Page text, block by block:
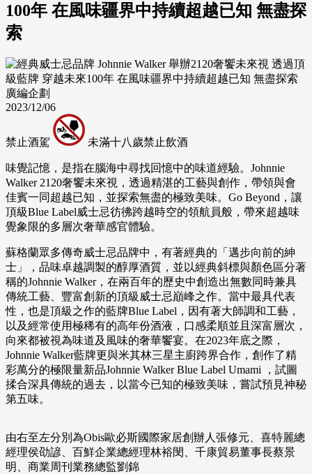
100年 在風味疆界中持續超越已知 無盡探
索
廣編企劃
2023/12/06
禁止酒駕 未滿十八歲禁止飲酒
味覺記憶，是指在腦海中尋找回憶中的味道經驗。Johnnie
Walker 2120奢饗未來視，透過精湛的工藝與創作，帶領與會
佳賓一同超越已知，並探索無盡的極致美味。Go Beyond，讓
頂級Blue Label威士忌彷彿跨越時空的領航員般，帶來超越味
覺象限的多層次奢華感官體驗。
蘇格蘭眾多傳奇威士忌品牌中，有著經典的「邁步向前的紳
士」，品味卓越調製的醇厚酒質，並以經典斜標與顏色區分著
稱的Johnnie Walker，在兩百年的歷史中創造出無數同時兼具
傳統工藝、豐富創新的頂級威士忌巔峰之作。當中最具代表
性，也是頂級之作的藍牌Blue Label，因有著大師調和工藝，
以及經常使用極稀有的高年份酒液，口感柔順並且深富層次，
向來都被視為味道及風味的奢華饗宴。在2023年底之際，
Johnnie Walker藍牌更與米其林三星主廚跨界合作，創作了精
彩萬分的極限量新品Johnnie Walker Blue Label Umami ，試圖
揉合深具傳統的過去，以當今已知的極致美味，嘗試預見神秘
第五味。
由右至左分別為Obis歐必斯國際家居創辦人張修元、喜特麗總
經理侯劭諺、百鮮企業總經理林裕閔、千康貿易董事長蔡景
明、商業周刊業務總監劉錦